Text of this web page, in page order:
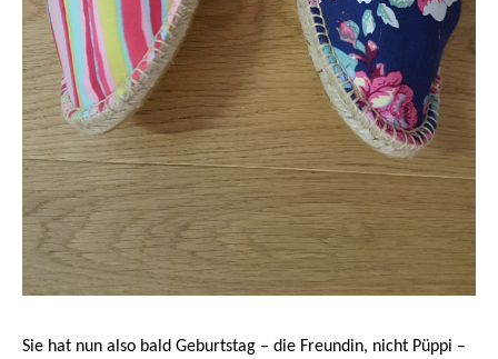
Sie hat nun also bald Geburtstag – die Freundin, nicht Püppi –